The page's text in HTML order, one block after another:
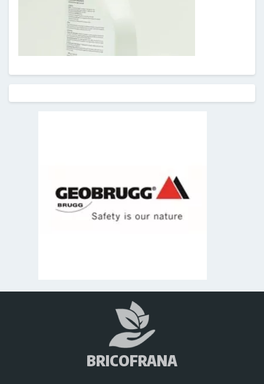
BRICOFRANA